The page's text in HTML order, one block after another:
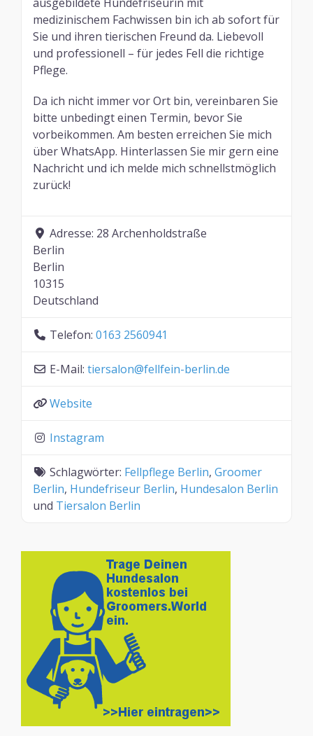
medizinischem Fachwissen bin ich ab sofort für
Sie und ihren tierischen Freund da. Liebevoll
und professionell – für jedes Fell die richtige
Pflege.
Da ich nicht immer vor Ort bin, vereinbaren Sie
bitte unbedingt einen Termin, bevor Sie
vorbeikommen. Am besten erreichen Sie mich
über WhatsApp. Hinterlassen Sie mir gern eine
Nachricht und ich melde mich schnellstmöglich
zurück!
Adresse: 28 Archenholdstraße
Berlin
Berlin
10315
Deutschland
Telefon: 0163 2560941
E-Mail: tiersalon@fellfein-berlin.de
Website
Instagram
Schlagwörter: Fellpflege Berlin, Groomer
Berlin, Hundefriseur Berlin, Hundesalon Berlin
und Tiersalon Berlin